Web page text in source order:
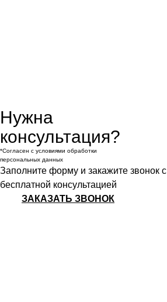
Нужна
консультация?
*Согласен с условиями обработки
персональных данных
Заполните форму и закажите звонок с
бесплатной консультацией
ЗАКАЗАТЬ ЗВОНОК